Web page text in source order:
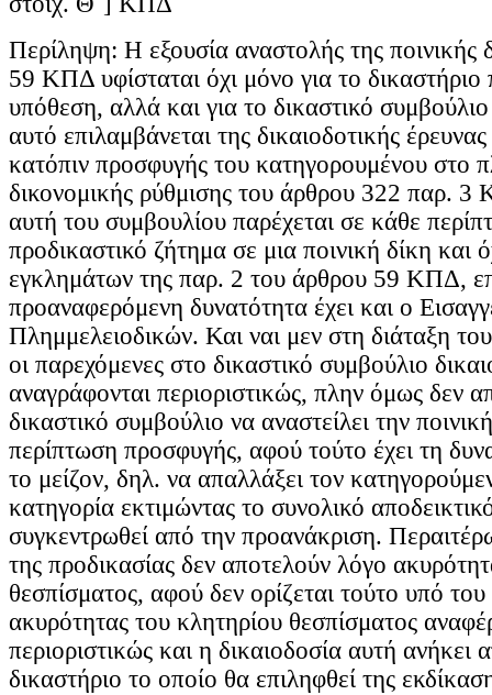
Περίληψη: Η εξουσία αναστολής της ποινικής
59 ΚΠΔ υφίσταται όχι μόνο για το δικαστήριο
υπόθεση, αλλά και για το δικαστικό
αυτό επιλαμβάνεται της δικαιοδοτικής
κατόπιν προσφυγής του κατηγορουμένου στο
δικονομικής ρύθμισης του άρθρου 322 παρ.
αυτή του συμβουλίου παρέχεται σε κάθε
προδικαστικό ζήτημα σε μια ποινική δίκη και
εγκλημάτων της παρ. 2 του άρθρου 59 ΚΠΔ,
προαναφερόμενη δυνατότητα έχει και ο
Πλημμελειοδικών. Και ναι μεν στη διάταξη
οι παρεχόμενες στο δικαστικό συμβούλιο
αναγράφονται περιοριστικώς, πλην όμως δεν
δικαστικό συμβούλιο να αναστείλει την
περίπτωση προσφυγής, αφού τούτο έχει τη
το μείζον, δηλ. να απαλλάξει τον
κατηγορία εκτιμώντας το συνολικό
συγκεντρωθεί από την προανάκριση.
της προδικασίας δεν αποτελούν λόγο
θεσπίσματος, αφού δεν ορίζεται τούτο υπό
ακυρότητας του κλητηρίου θεσπίσματος
περιοριστικώς και η δικαιοδοσία αυτή ανήκει
δικαστήριο το οποίο θα επιληφθεί της